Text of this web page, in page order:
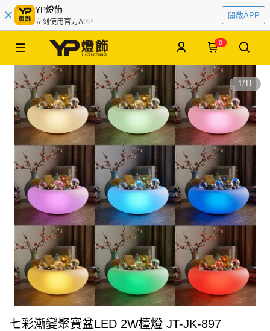
YP燈飾
立刻使用官方APP
開啟APP
0
1/11
七彩漸變聚寶盆LED 2W檯燈 JT-JK-897